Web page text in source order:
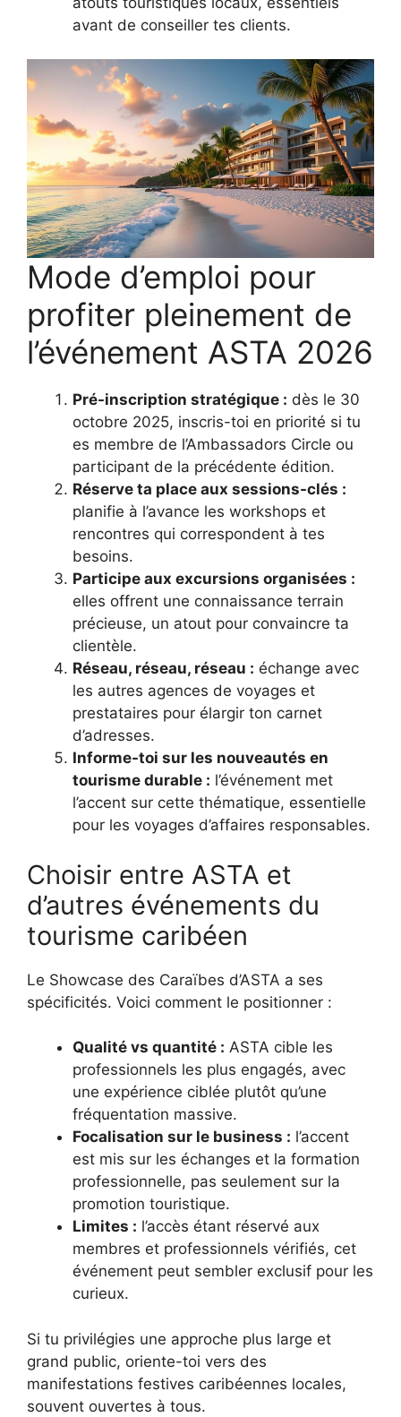
avant de conseiller tes clients.
Mode d’emploi pour
profiter pleinement de
l’événement ASTA 2026
Pré-inscription stratégique : dès le 30
octobre 2025, inscris-toi en priorité si tu
es membre de l’Ambassadors Circle ou
participant de la précédente édition.
Réserve ta place aux sessions-clés :
planifie à l’avance les workshops et
rencontres qui correspondent à tes
besoins.
Participe aux excursions organisées :
elles offrent une connaissance terrain
précieuse, un atout pour convaincre ta
clientèle.
Réseau, réseau, réseau : échange avec
les autres agences de voyages et
prestataires pour élargir ton carnet
d’adresses.
Informe-toi sur les nouveautés en
tourisme durable : l’événement met
l’accent sur cette thématique, essentielle
pour les voyages d’affaires responsables.
Choisir entre ASTA et
d’autres événements du
tourisme caribéen
Le Showcase des Caraïbes d’ASTA a ses
spécificités. Voici comment le positionner :
Qualité vs quantité : ASTA cible les
professionnels les plus engagés, avec
une expérience ciblée plutôt qu’une
fréquentation massive.
Focalisation sur le business : l’accent
est mis sur les échanges et la formation
professionnelle, pas seulement sur la
promotion touristique.
Limites : l’accès étant réservé aux
membres et professionnels vérifiés, cet
événement peut sembler exclusif pour les
curieux.
Si tu privilégies une approche plus large et
grand public, oriente-toi vers des
manifestations festives caribéennes locales,
souvent ouvertes à tous.